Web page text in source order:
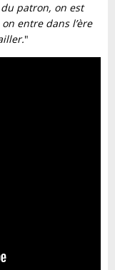
patron, on est
entre dans l’ère
"